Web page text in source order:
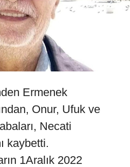
Ermenek
Onur, Ufuk ve
Necati
kaybetti.
1Aralık 2022